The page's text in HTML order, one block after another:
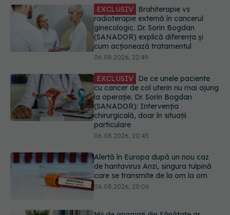
EXCLUSIV De ce unele paciente
cu cancer de col uterin nu mai ajung
la operație. Dr. Sorin Bogdan
(SANADOR): Intervenția
chirurgicală, doar în situații
06.08.2026, 20:45
Alertă în Europa după un nou caz
de hantavirus Anzi, singura tulpină
care se transmite de la om la om
06.08.2026, 20:06
Mii de angajați din Sănătate ar
putea primi salarii mai mari.
Sindicatele cer schimbarea legii
06.08.2026, 19:26
EXCLUSIV Cancerele ginecologice